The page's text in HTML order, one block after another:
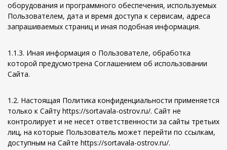
оборудования и программного обеспечения, используемых
Пользователем, дата и время доступа к сервисам, адреса
запрашиваемых страниц и иная подобная информация.
1.1.3. Иная информация о Пользователе, обработка
которой предусмотрена Соглашением об использовании
Сайта.
1.2. Настоящая Политика конфиденциальности применяется
только к Сайту https://sortavala-ostrov.ru/. Сайт не
контролирует и не несет ответственности за сайты третьих
лиц, на которые Пользователь может перейти по ссылкам,
доступным на Сайте https://sortavala-ostrov.ru/.